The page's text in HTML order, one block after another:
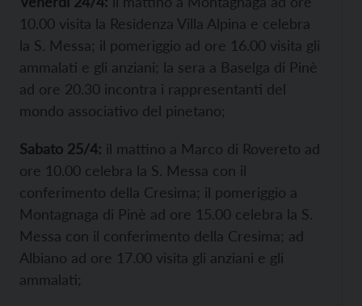
10.00 visita la Residenza Villa Alpina e celebra
la S. Messa; il pomeriggio ad ore 16.00 visita gli
ammalati e gli anziani; la sera a Baselga di Pinè
ad ore 20.30 incontra i rappresentanti del
mondo associativo del pinetano;
Sabato 25/4: il mattino a Marco di Rovereto ad
ore 10.00 celebra la S. Messa con il
conferimento della Cresima; il pomeriggio a
Montagnaga di Pinè ad ore 15.00 celebra la S.
Messa con il conferimento della Cresima; ad
Albiano ad ore 17.00 visita gli anziani e gli
ammalati;